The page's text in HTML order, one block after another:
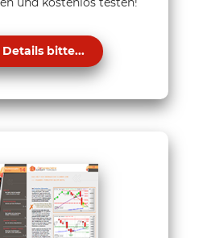
Details bitte...